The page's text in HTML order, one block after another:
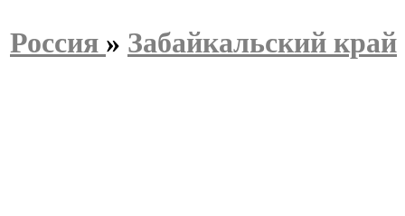
Россия » Забайкальский край